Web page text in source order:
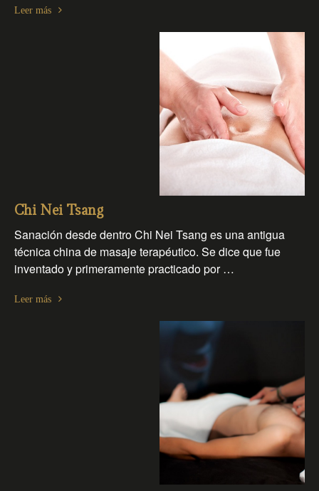
Leer más
Chi Nei Tsang
Sanación desde dentro Chi Nei Tsang es una antigua
técnica china de masaje terapéutico. Se dice que fue
inventado y primeramente practicado por …
Leer más